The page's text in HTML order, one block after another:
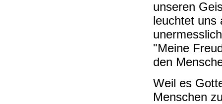
unseren
leuchtet uns
"Meine
den
Weil es
Menschen